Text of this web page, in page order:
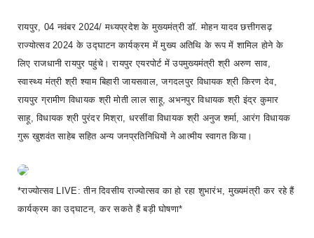
रायपुर, 04 नवंबर 2024/ मध्यप्रदेश के मुख्यमंत्री डॉ. मोहन यादव छत्तीगसढ़
राज्योत्सव 2024 के उद्घाटन कार्यक्रम में मुख्य अतिथि के रूप में शामिल होने के
लिए राजधानी रायपुर पहुंचे। रायपुर एयरपोर्ट में उपमुख्यमंत्री श्री अरुण साव,
स्वास्थ्य मंत्री श्री श्याम बिहारी जायसवाल, जगदलपुर विधायक श्री किरण देव,
रायपुर ग्रामीण विधायक श्री मोती लाल साहू, अभनपुर विधायक श्री इंद्र कुमार
साहू, विधायक श्री पुरंदर मिश्रा, धरसींवा विधायक श्री अनुज शर्मा, आरंग विधायक
गुरू खुशवंत साहेब सहित अन्य जनप्रतिनिधियों ने आत्मीय स्वागत किया।
*राज्योत्सव LIVE: तीन दिवसीय राज्योत्सव का हो रहा शुभारंभ, मुख्यमंत्री कर रहे हैं
कार्यक्रम का उद्घाटन, कर सकते हैं बड़ी घोषणा*